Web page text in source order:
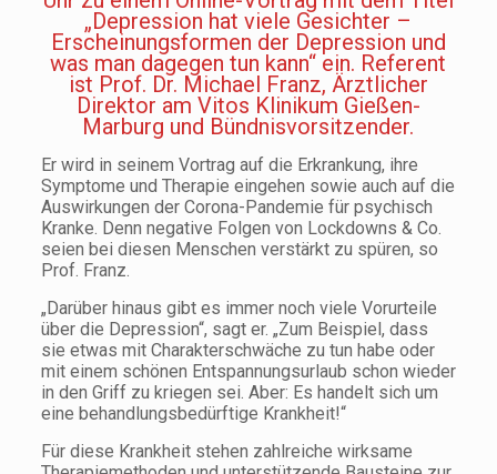
„Depression hat viele Gesichter –
Erscheinungsformen der Depression und
was man dagegen tun kann“ ein. Referent
ist Prof. Dr. Michael Franz, Ärztlicher
Direktor am Vitos Klinikum Gießen-
Marburg und Bündnisvorsitzender.
Er wird in seinem Vortrag auf die Erkrankung, ihre
Symptome und Therapie eingehen sowie auch auf die
Auswirkungen der Corona-Pandemie für psychisch
Kranke. Denn negative Folgen von Lockdowns & Co.
seien bei diesen Menschen verstärkt zu spüren, so
Prof. Franz.
„Darüber hinaus gibt es immer noch viele Vorurteile
über die Depression“, sagt er. „Zum Beispiel, dass
sie etwas mit Charakterschwäche zu tun habe oder
mit einem schönen Entspannungsurlaub schon wieder
in den Griff zu kriegen sei. Aber: Es handelt sich um
eine behandlungsbedürftige Krankheit!“
Für diese Krankheit stehen zahlreiche wirksame